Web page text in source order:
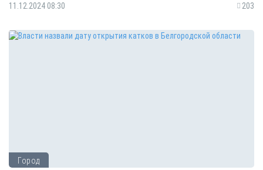
11.12.2024 08:30 203
Город